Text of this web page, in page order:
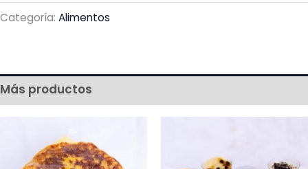
Categoría: Alimentos
Más productos